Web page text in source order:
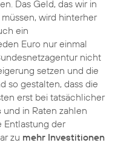
Das Geld, das wir in
wird hinterher
ein
Euro nur einmal
nicht
setzen und die
so gestalten, dass die
erst bei tatsächlicher
und in Raten zahlen
Entlastung der
zu mehr Investitionen